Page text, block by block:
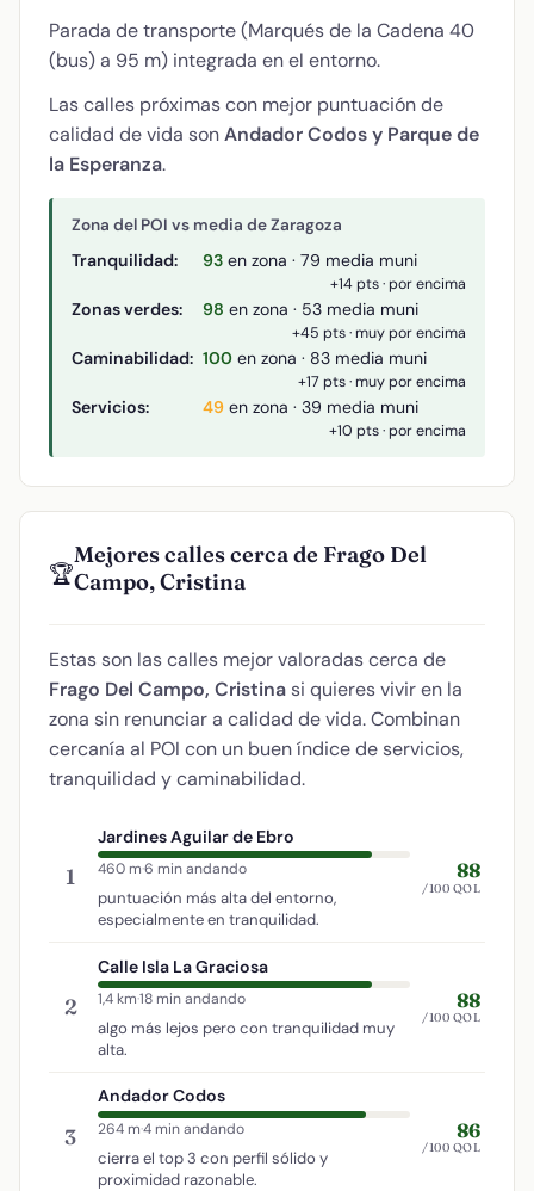
Parada de transporte (Marqués de la Cadena 40
(bus) a 95 m) integrada en el entorno.
Las calles próximas con mejor puntuación de
calidad de vida sonAndador Codos y Parque de
la Esperanza.
Zona del POI vs media de Zaragoza
Tranquilidad: 93 en zona · 79 media muni
+14 pts · por encima
Zonas verdes: 98 en zona · 53 media muni
+45 pts · muy por encima
Caminabilidad: 100 en zona · 83 media muni
+17 pts · muy por encima
Servicios: 49 en zona · 39 media muni
+10 pts · por encima
🏆
Mejores calles cerca de Frago Del
Campo, Cristina
Estas son las calles mejor valoradas cerca de
Frago Del Campo, Cristina si quieres vivir en la
zona sin renunciar a calidad de vida. Combinan
cercanía al POI con un buen índice de servicios,
tranquilidad y caminabilidad.
1
Jardines Aguilar de Ebro
460 m·6 min andando
puntuación más alta del entorno,
especialmente en tranquilidad.
88
/100 QOL
2
Calle Isla La Graciosa
1,4 km·18 min andando
algo más lejos pero con tranquilidad muy
alta.
88
/100 QOL
3
Andador Codos
264 m·4 min andando
cierra el top 3 con perfil sólido y
proximidad razonable.
86
/100 QOL